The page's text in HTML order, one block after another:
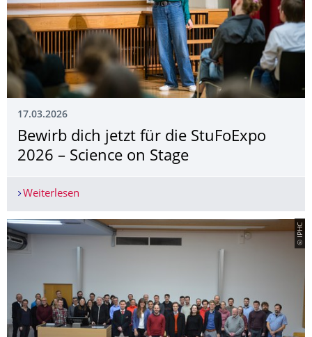
17.03.2026
Bewirb dich jetzt für die StuFoExpo
2026 – Science on Stage
Weiterlesen
© IPHC